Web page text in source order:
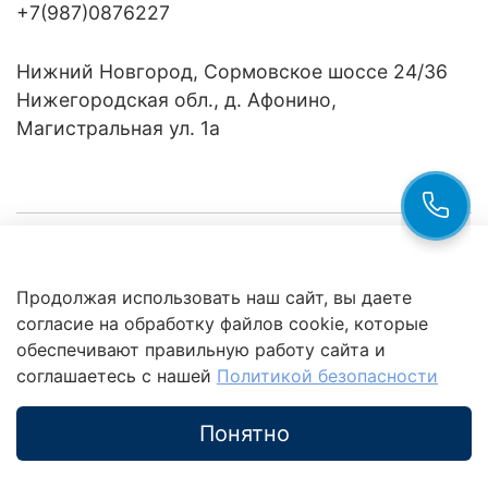
Клиентам
Это интересно
+7(987)0876227
Нижний Новгород, Сормовское шоссе 24/36
Нижегородская обл., д. Афонино,
Магистральная ул. 1а
Продолжая использовать наш сайт, вы даете
согласие на обработку файлов cookie, которые
обеспечивают правильную работу сайта и
соглашаетесь с нашей Политикой безопасности
Понятно
обработки